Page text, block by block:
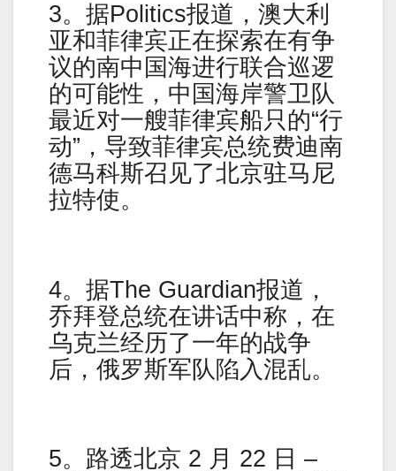
3。据Politics报道，澳大利
亚和菲律宾正在探索在有争
议的南中国海进行联合巡逻
的可能性，中国海岸警卫队
最近对一艘菲律宾船只的“行
动”，导致菲律宾总统费迪南
德马科斯召见了北京驻马尼
拉特使。
4。据The Guardian报道，
乔拜登总统在讲话中称，在
乌克兰经历了一年的战争
后，俄罗斯军队陷入混乱。
5。路透北京 2 月 22 日 –